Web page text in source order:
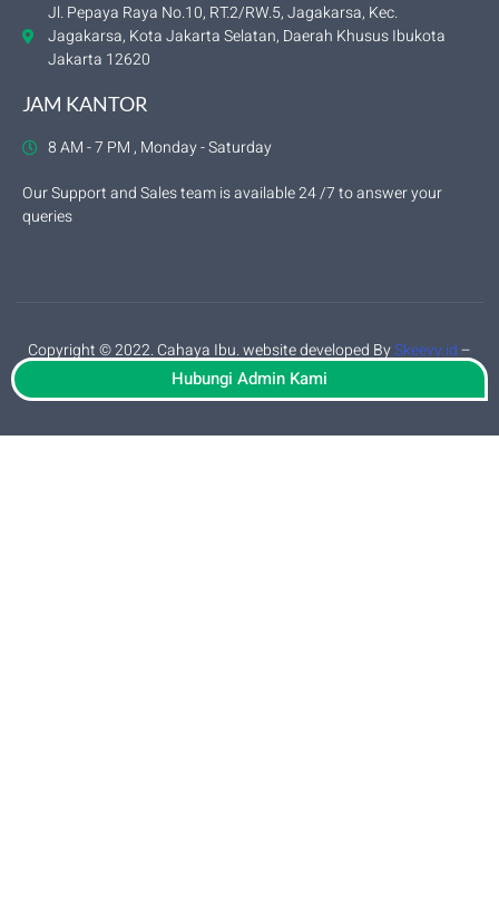
Jl. Pepaya Raya No.10, RT.2/RW.5, Jagakarsa, Kec.
Jagakarsa, Kota Jakarta Selatan, Daerah Khusus Ibukota
Jakarta 12620
JAM KANTOR
8 AM - 7 PM , Monday - Saturday
Our Support and Sales team is available 24 /7 to answer your
queries
Copyright © 2022. Cahaya Ibu. website developed BySkeevy.id–
privacy policy
Hubungi Admin Kami